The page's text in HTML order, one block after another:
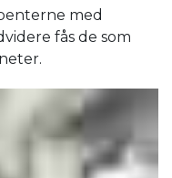
med
fås de som